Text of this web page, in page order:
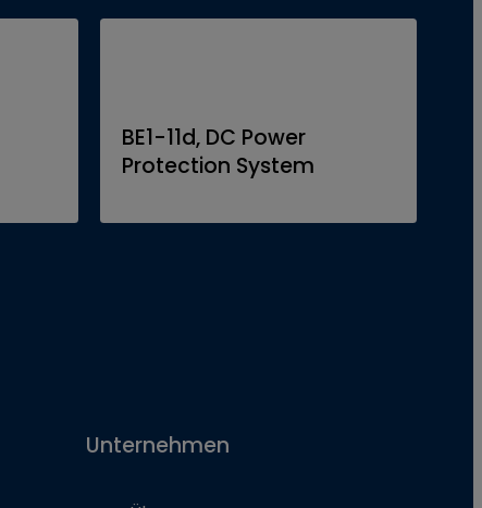
BE1-11d, DC Power
Protection System
Unternehmen